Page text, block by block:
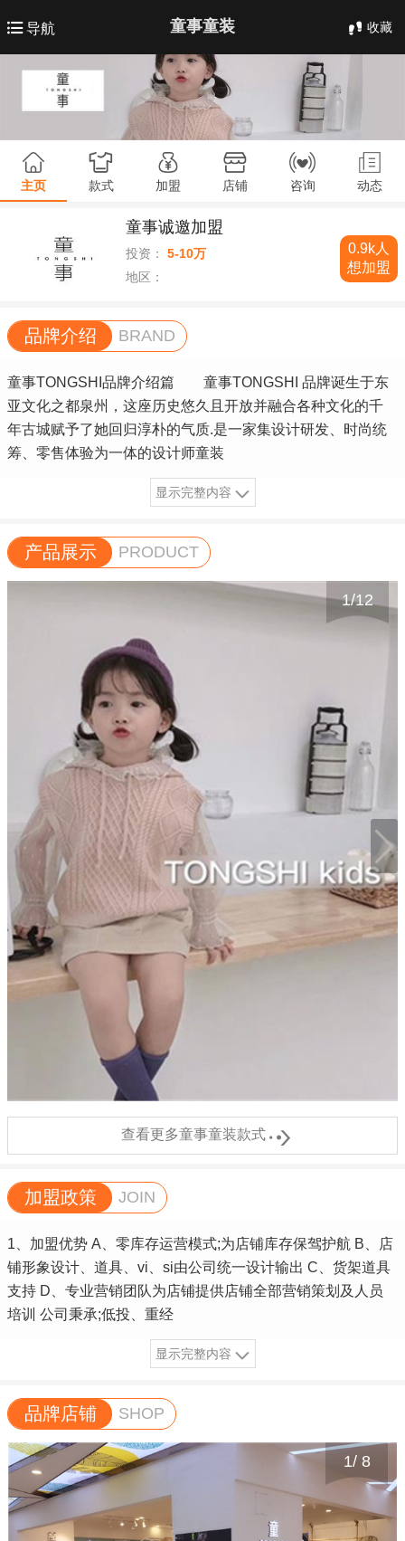
导航 童事童装 收藏
主页 款式 加盟 店铺 咨询 动态
童事诚邀加盟
投资：
5-10万
地区：
0.9k人
想加盟
品牌介绍 BRAND
童事TONGSHI品牌介绍篇 童事TONGSHI 品牌诞生于东
亚文化之都泉州，这座历史悠久且开放并融合各种文化的千
年古城赋予了她回归淳朴的气质.是一家集设计研发、时尚统
筹、零售体验为一体的设计师童装
显示完整内容
产品展示 PRODUCT
1/12
查看更多童事童装款式
加盟政策 JOIN
1、加盟优势 A、零库存运营模式;为店铺库存保驾护航 B、店
铺形象设计、道具、vi、si由公司统一设计输出 C、货架道具
支持 D、专业营销团队为店铺提供店铺全部营销策划及人员
培训 公司秉承;低投、重经
显示完整内容
品牌店铺 SHOP
1/8